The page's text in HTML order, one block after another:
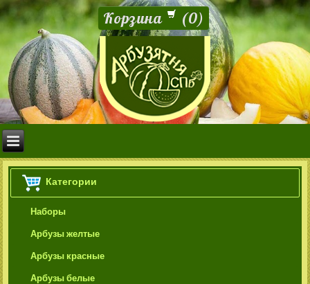
Корзина (0)
Категории
Наборы
Арбузы желтые
Арбузы красные
Арбузы белые